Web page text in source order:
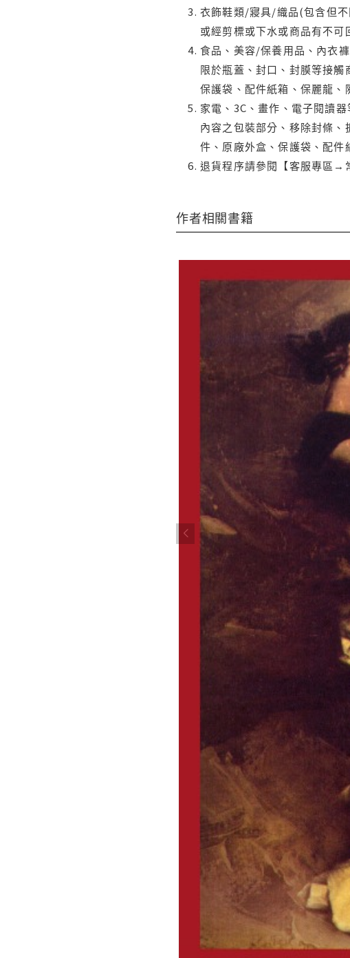
衣飾鞋類/寢具/織品(包含但
或經剪標或下水或商品有不可
食品、美容/保養用品、內衣
限於瓶蓋、封口、封膜等接
保護袋、配件紙箱、保麗龍、
家電、3C、畫作、電子閱讀
內容之包裝部分、移除封條
件、原廠外盒、保護袋、配件
退貨程序請參閱【客服專區→
作者相關書籍